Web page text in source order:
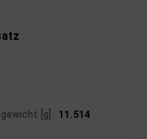
[g] 11.514